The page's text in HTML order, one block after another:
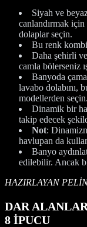
Siyah ve
canlandırmak
dolaplar seçin.
Bu renk
Daha şehirli
camla bölerseniz
Banyoda
lavabo dolabını,
modellerden seçin.
Dinamik bir
takip edecek
Not:
havlupan da
Banyo
edilebilir. Ancak
HAZIRLAYAN
DAR
8 İPUCU